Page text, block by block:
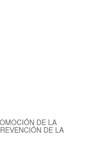
DE LA
DE LA